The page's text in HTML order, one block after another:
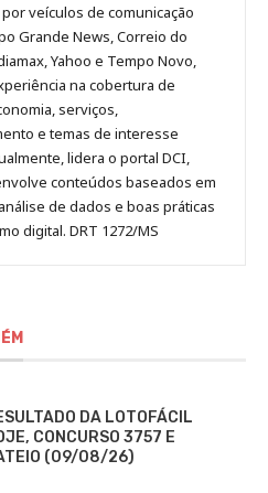
veículos de comunicação
Grande News, Correio do
Yahoo e Tempo Novo,
na cobertura de
serviços,
e temas de interesse
lidera o portal DCI,
conteúdos baseados em
de dados e boas práticas
digital. DRT 1272/MS
DA LOTOFÁCIL
CONCURSO 3757 E
(09/08/26)